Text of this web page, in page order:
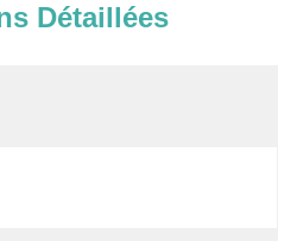
Détaillées